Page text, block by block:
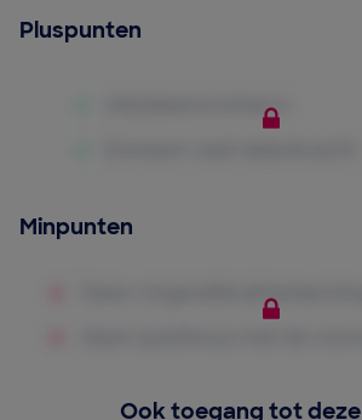
Pluspunten
Minpunten
Ook toegang tot